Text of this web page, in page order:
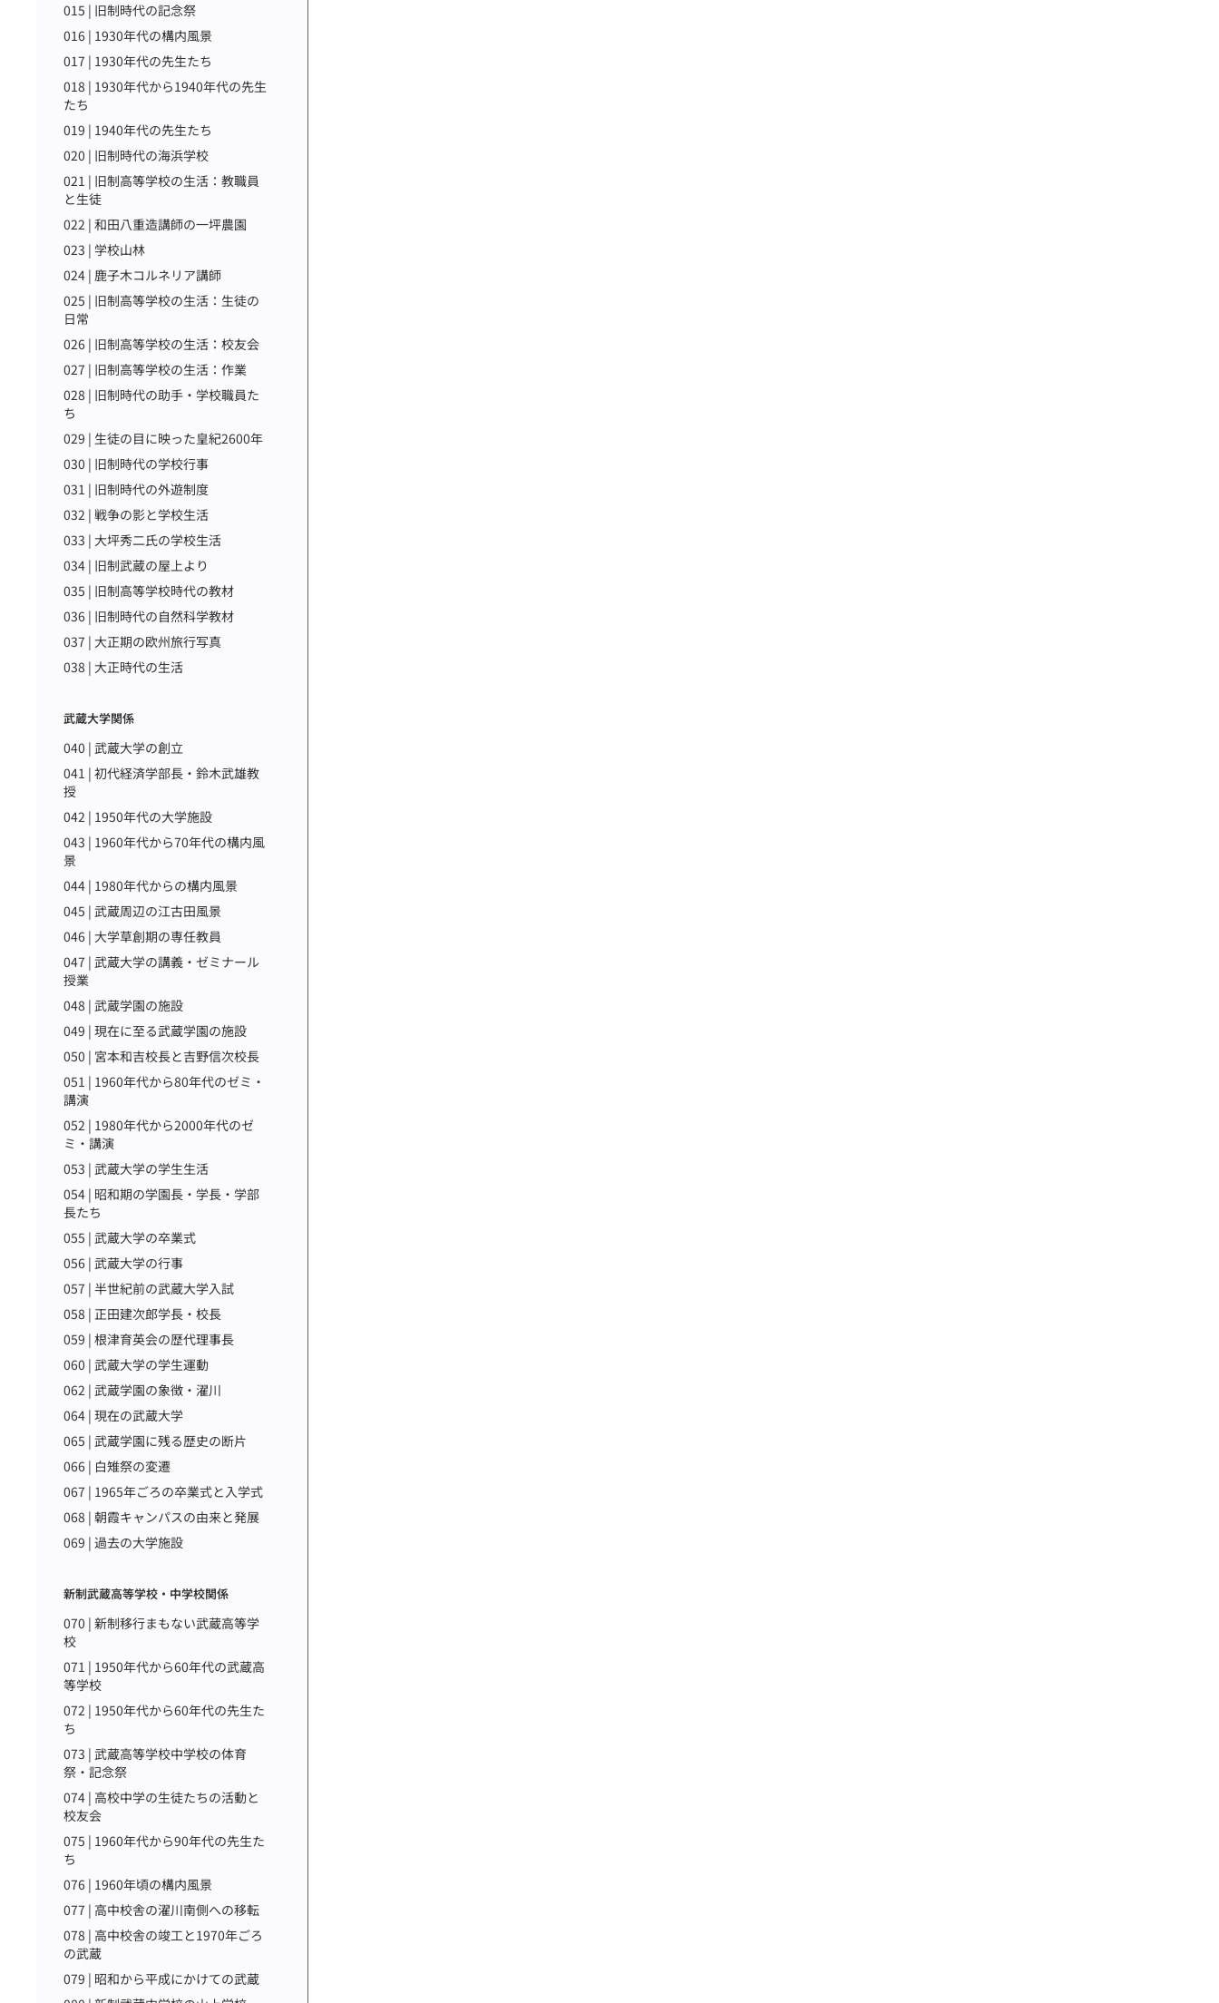
015 | 旧制時代の記念祭
016 | 1930年代の構内風景
017 | 1930年代の先生たち
018 | 1930年代から1940年代の先生
たち
019 | 1940年代の先生たち
020 | 旧制時代の海浜学校
021 | 旧制高等学校の生活：教職員
と生徒
022 | 和田八重造講師の一坪農園
023 | 学校山林
024 | 鹿子木コルネリア講師
025 | 旧制高等学校の生活：生徒の
日常
026 | 旧制高等学校の生活：校友会
027 | 旧制高等学校の生活：作業
028 | 旧制時代の助手・学校職員た
ち
029 | 生徒の目に映った皇紀2600年
030 | 旧制時代の学校行事
031 | 旧制時代の外遊制度
032 | 戦争の影と学校生活
033 | 大坪秀二氏の学校生活
034 | 旧制武蔵の屋上より
035 | 旧制高等学校時代の教材
036 | 旧制時代の自然科学教材
037 | 大正期の欧州旅行写真
038 | 大正時代の生活
武蔵大学関係
040 | 武蔵大学の創立
041 | 初代経済学部長・鈴木武雄教
授
042 | 1950年代の大学施設
043 | 1960年代から70年代の構内風
景
044 | 1980年代からの構内風景
045 | 武蔵周辺の江古田風景
046 | 大学草創期の専任教員
047 | 武蔵大学の講義・ゼミナール
授業
048 | 武蔵学園の施設
049 | 現在に至る武蔵学園の施設
050 | 宮本和吉校長と吉野信次校長
051 | 1960年代から80年代のゼミ・
講演
052 | 1980年代から2000年代のゼ
ミ・講演
053 | 武蔵大学の学生生活
054 | 昭和期の学園長・学長・学部
長たち
055 | 武蔵大学の卒業式
056 | 武蔵大学の行事
057 | 半世紀前の武蔵大学入試
058 | 正田建次郎学長・校長
059 | 根津育英会の歴代理事長
060 | 武蔵大学の学生運動
062 | 武蔵学園の象徴・濯川
064 | 現在の武蔵大学
065 | 武蔵学園に残る歴史の断片
066 | 白雉祭の変遷
067 | 1965年ごろの卒業式と入学式
068 | 朝霞キャンパスの由来と発展
069 | 過去の大学施設
新制武蔵高等学校・中学校関係
070 | 新制移行まもない武蔵高等学
校
071 | 1950年代から60年代の武蔵高
等学校
072 | 1950年代から60年代の先生た
ち
073 | 武蔵高等学校中学校の体育
祭・記念祭
074 | 高校中学の生徒たちの活動と
校友会
075 | 1960年代から90年代の先生た
ち
076 | 1960年頃の構内風景
077 | 高中校舎の濯川南側への移転
078 | 高中校舎の竣工と1970年ごろ
の武蔵
079 | 昭和から平成にかけての武蔵